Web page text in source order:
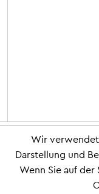
Wir
Darstellung und
Wenn Sie auf